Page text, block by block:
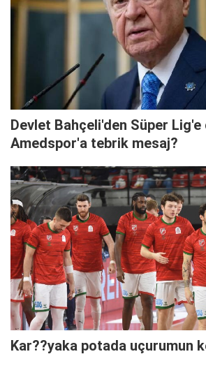
Devlet Bahçeli'den Süper Lig'e
Amedspor'a tebrik mesaj?
Kar??yaka potada uçurumun